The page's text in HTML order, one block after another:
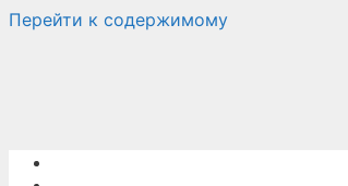
Перейти к содержимому